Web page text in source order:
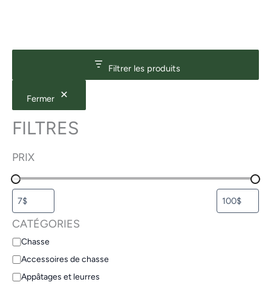
Filtrer les produits
Fermer
FILTRES
PRIX
CATÉGORIES
Chasse
Accessoires de chasse
Appâtages et leurres